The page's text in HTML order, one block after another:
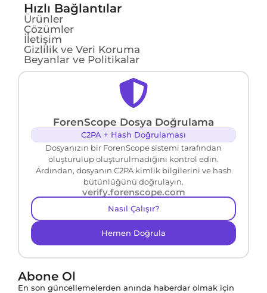
Hızlı Bağlantılar
Ürünler
Çözümler
İletişim
Gizlilik ve Veri Koruma
Beyanlar ve Politikalar
ForenScope Dosya Doğrulama
C2PA + Hash Doğrulaması
Dosyanızın bir ForenScope sistemi tarafından
oluşturulup oluşturulmadığını kontrol edin.
Ardından, dosyanın C2PA kimlik bilgilerini ve hash
bütünlüğünü doğrulayın.
verify.forenscope.com
Nasıl Çalışır?
Hemen Doğrula
Abone Ol
En son güncellemelerden anında haberdar olmak için